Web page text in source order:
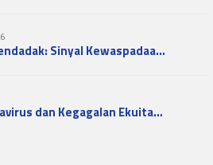
Sinyal Kewaspadaa…
dan Kegagalan Ekuita…